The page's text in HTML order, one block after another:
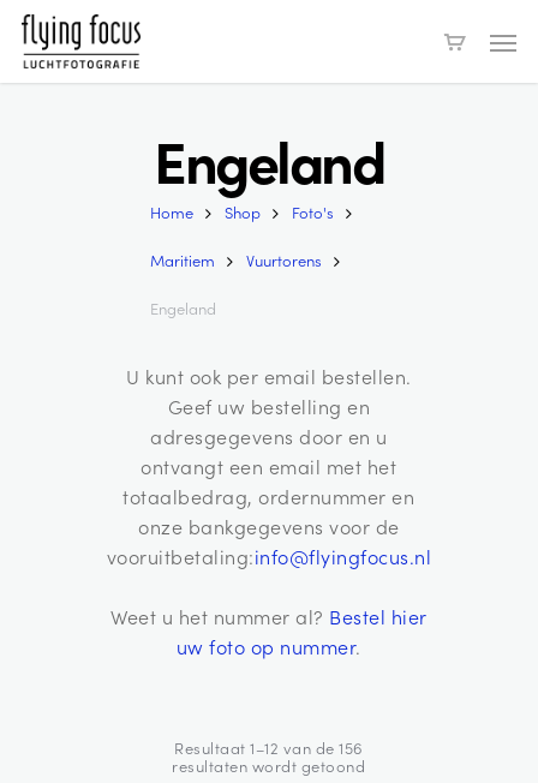
Skip
main
Engeland
Resultaat 1–12 van de 156
resultaten wordt getoond
Home Shop Foto's
Maritiem Vuurtorens
Engeland
U kunt ook per email bestellen.
Geef uw bestelling en
adresgegevens door en u
ontvangt een email met het
totaalbedrag, ordernummer en
onze bankgegevens voor de
vooruitbetaling:info@flyingfocus.nl
Weet u het nummer al? Bestel hier
uw foto op nummer.